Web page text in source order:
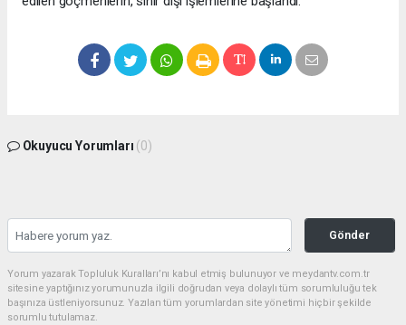
Okuyucu Yorumları (0)
Gönder
Yorum yazarak Topluluk Kuralları’nı kabul etmiş bulunuyor ve meydantv.com.tr
sitesine yaptığınız yorumunuzla ilgili doğrudan veya dolaylı tüm sorumluluğu tek
başınıza üstleniyorsunuz. Yazılan tüm yorumlardan site yönetimi hiçbir şekilde
sorumlu tutulamaz.